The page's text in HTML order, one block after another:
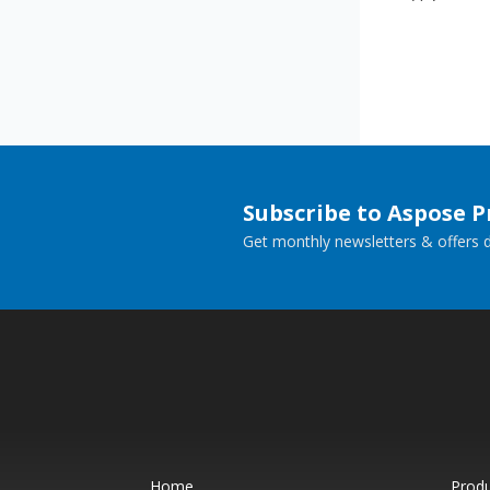
Subscribe to Aspose
Get monthly newsletters & offers